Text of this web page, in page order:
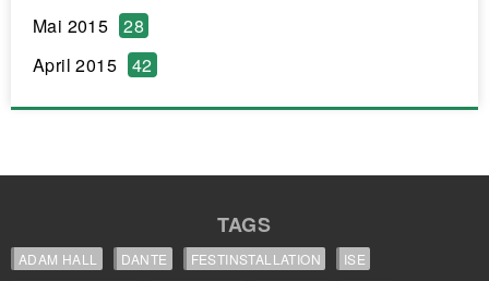
Mai 2015
28
April 2015
42
TAGS
ADAM HALL DANTE FESTINSTALLATION
ISE